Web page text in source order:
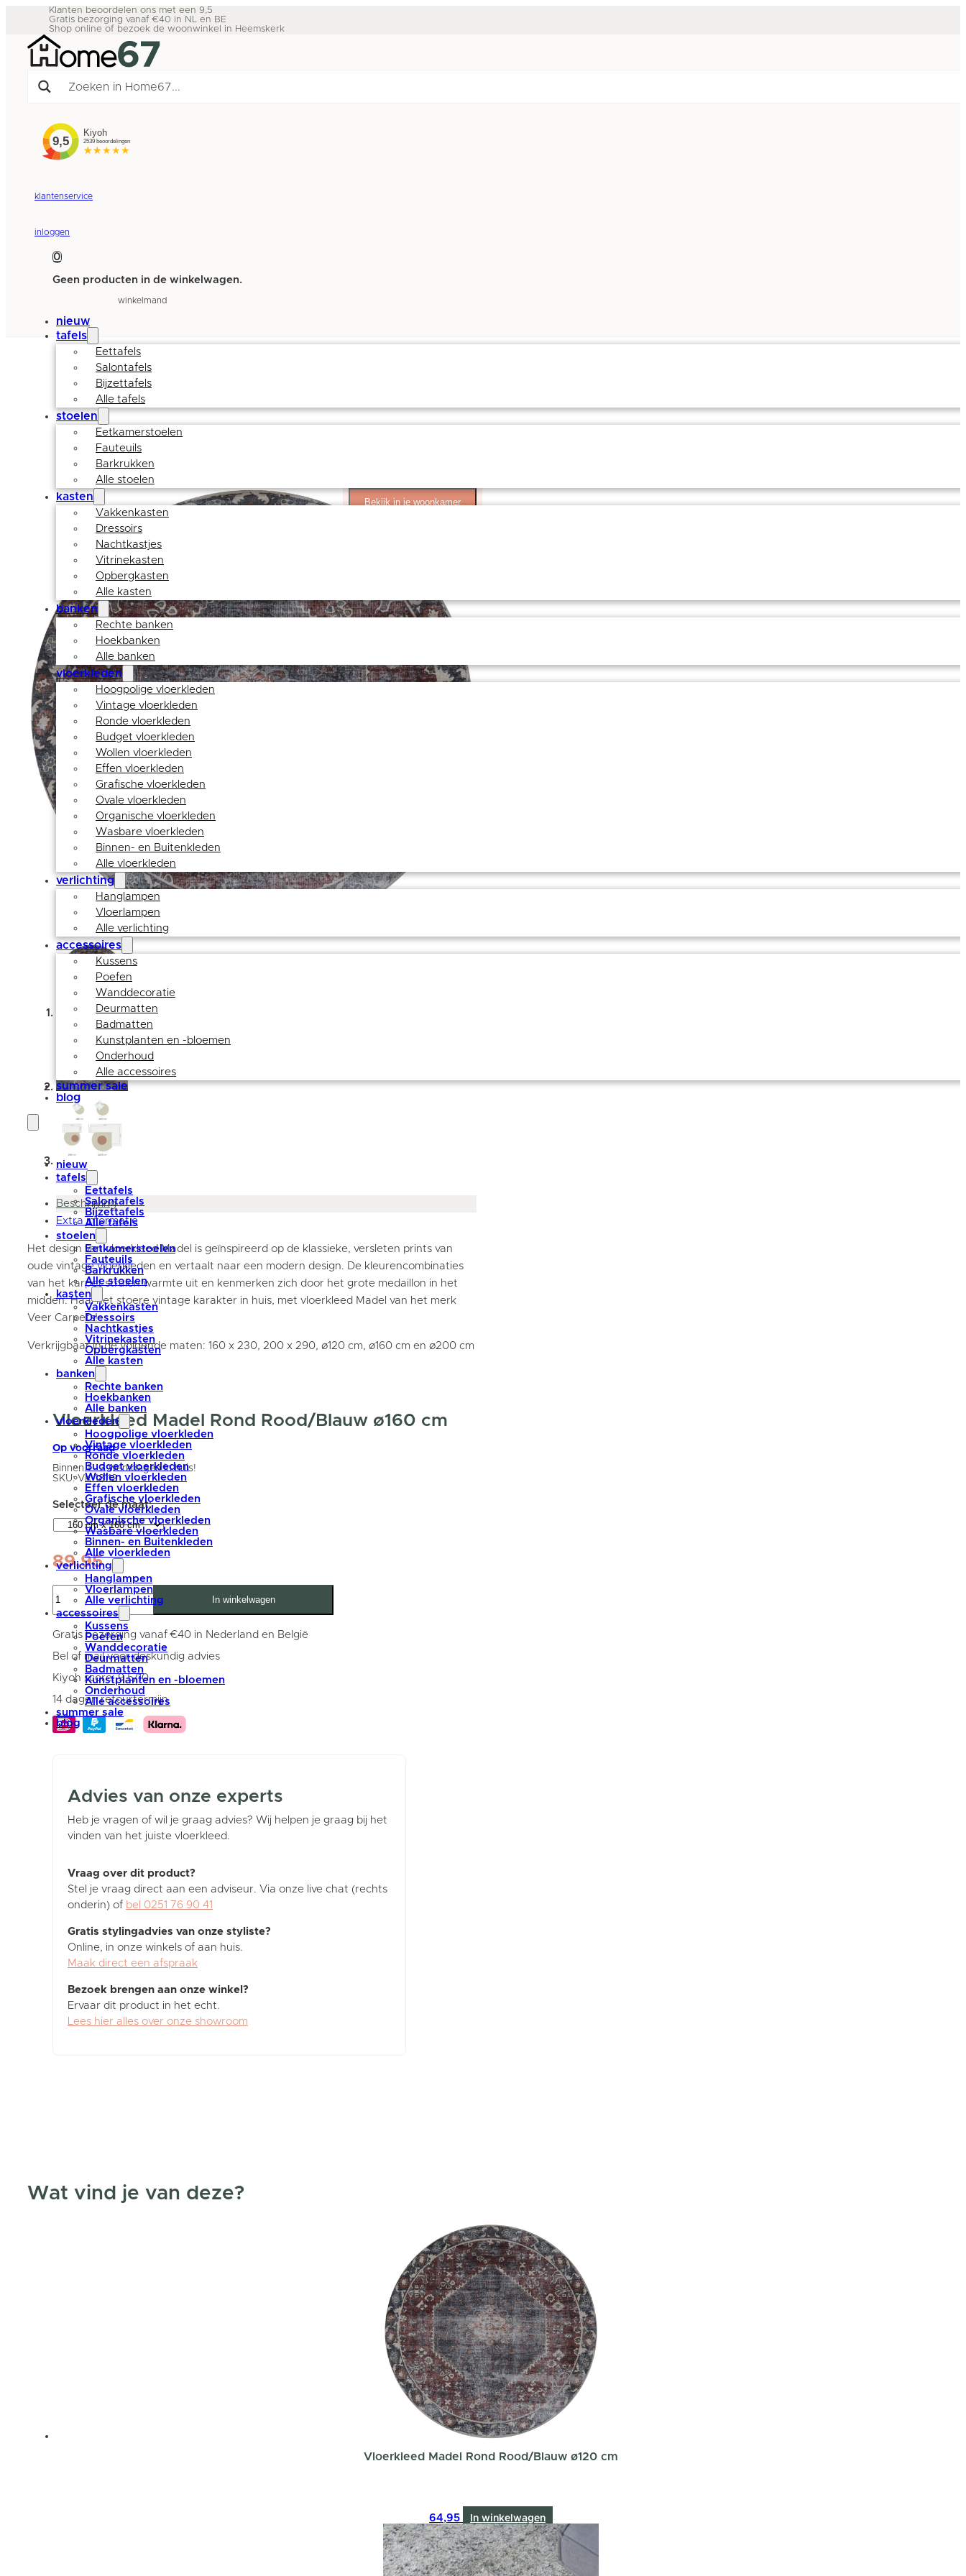
Klanten beoordelen ons met een 9,5
Gratis bezorging vanaf €40 in NL en BE
Shop online of bezoek de woonwinkel in Heemskerk
klantenservice
inloggen
0
Geen producten in de winkelwagen.
winkelmand
nieuw
tafels
Eettafels
Salontafels
Bijzettafels
Alle tafels
stoelen
Eetkamerstoelen
Fauteuils
Barkrukken
Alle stoelen
kasten
Vakkenkasten
Dressoirs
Nachtkastjes
Vitrinekasten
Opbergkasten
Alle kasten
banken
Rechte banken
Hoekbanken
Alle banken
vloerkleden
Hoogpolige vloerkleden
Vintage vloerkleden
Ronde vloerkleden
Budget vloerkleden
Wollen vloerkleden
Effen vloerkleden
Grafische vloerkleden
Ovale vloerkleden
Organische vloerkleden
Wasbare vloerkleden
Binnen- en Buitenkleden
Alle vloerkleden
verlichting
Hanglampen
Vloerlampen
Alle verlichting
accessoires
Kussens
Poefen
Wanddecoratie
Deurmatten
Badmatten
Kunstplanten en -bloemen
Onderhoud
Alle accessoires
summer sale
blog
nieuw
tafels
Eettafels
Salontafels
Bijzettafels
Alle tafels
stoelen
Eetkamerstoelen
Fauteuils
Barkrukken
Alle stoelen
kasten
Vakkenkasten
Dressoirs
Nachtkastjes
Vitrinekasten
Opbergkasten
Alle kasten
banken
Rechte banken
Hoekbanken
Alle banken
vloerkleden
Hoogpolige vloerkleden
Vintage vloerkleden
Ronde vloerkleden
Budget vloerkleden
Wollen vloerkleden
Effen vloerkleden
Grafische vloerkleden
Ovale vloerkleden
Organische vloerkleden
Wasbare vloerkleden
Binnen- en Buitenkleden
Alle vloerkleden
verlichting
Hanglampen
Vloerlampen
Alle verlichting
accessoires
Kussens
Poefen
Wanddecoratie
Deurmatten
Badmatten
Kunstplanten en -bloemen
Onderhoud
Alle accessoires
summer sale
blog
Bekijk in je woonkamer
Beschrijving
Extra informatie
Het design van vloerkleed Madel is geïnspireerd op de klassieke, versleten prints van
oude vintage vloerkleden en vertaalt naar een modern design. De kleurencombinaties
van het karpet stralen warmte uit en kenmerken zich door het grote medaillon in het
midden. Haal het stoere vintage karakter in huis, met vloerkleed Madel van het merk
Veer Carpets!
Verkrijgbaar in de volgende maten: 160 x 230, 200 x 290, ø120 cm, ø160 cm en ø200 cm
Vloerkleed Madel Rond Rood/Blauw ø160 cm
Op voorraad
Binnen 1 - 3 werkdagen in huis!
SKU:VK-18112
89,95
Vloerkleed
Madel
Rond
Rood/Blauw
ø160
aantal
In winkelwagen
Gratis bezorging vanaf €40 in Nederland en België
Bel of mail voor deskundig advies
Kiyoh score: 9,5/10
14 dagen retourtermijn
Advies van onze experts
Heb je vragen of wil je graag advies? Wij helpen je graag bij het
vinden van het juiste vloerkleed.
Vraag over dit product?
Stel je vraag direct aan een adviseur. Via onze live chat (rechts
onderin) of bel 0251 76 90 41
Gratis stylingadvies van onze styliste?
Online, in onze winkels of aan huis.
Maak direct een afspraak
Bezoek brengen aan onze winkel?
Ervaar dit product in het echt.
Lees hier alles over onze showroom
Wat vind je van deze?
Vloerkleed Madel Rond Rood/Blauw ø120 cm
64,95 In winkelwagen